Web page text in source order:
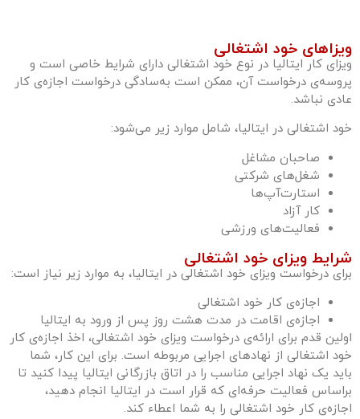
ویزاهای خود اشتغالی
ویزای کار ایتالیا در نوع خود اشتغالی دارای شرایط خاصی است و
پروسه‌ی درخواست آن، ممکن است به‌سادگی درخواست اجازه‌ی کار
عادی نباشد.
خود اشتغالی در ایتالیا، شامل موارد زیر می‌شود:
صاحبان مشاغل
شغل‌های شرکتی
استارت‌آپ‌ها
کار آزاد
فعالیت‌های ورزشی
شرایط ویزای خود اشتغالی
برای درخواست ویزای خود اشتغالی در ایتالیا، به موارد زیر نیاز است:
اجازه‌ی کار خود اشتغالی
اجازه‌ی اقامت در مدت هشت روز پس از ورود به ایتالیا
اولین قدم برای ارائه‌ی درخواست ویزای خود اشتغالی، اخذ اجازه‌ی کار
خود اشتغالی از نهادهای اجرایی مربوطه است. برای این کار، شما
باید یک نهاد اجرایی مناسب را در اتاق بازرگانی ایتالیا پیدا کنید تا
براساس فعالیت حرفه‌ای که قرار است در ایتالیا انجام دهید،
اجازه‌ی کار خود اشتغالی را به شما اعطاء کند.